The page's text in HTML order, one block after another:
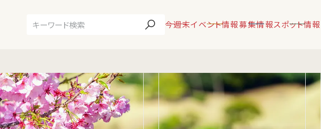
今週末イベント情報募集情報スポット情報